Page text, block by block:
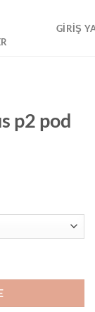
GIRIŞ
p2 pod